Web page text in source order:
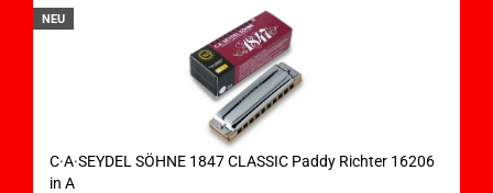
NEU
C·A·SEYDEL SÖHNE 1847 CLASSIC Paddy Richter 16206
in A